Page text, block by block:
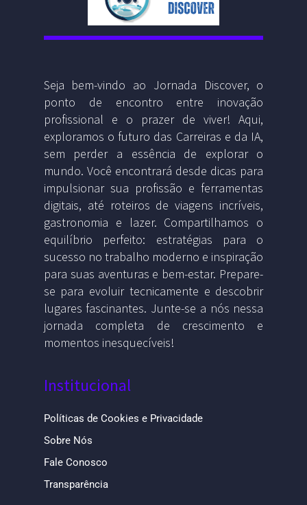
Seja bem-vindo ao Jornada Discover, o
ponto de encontro entre inovação
profissional e o prazer de viver! Aqui,
exploramos o futuro das Carreiras e da IA,
sem perder a essência de explorar o
mundo. Você encontrará desde dicas para
impulsionar sua profissão e ferramentas
digitais, até roteiros de viagens incríveis,
gastronomia e lazer. Compartilhamos o
equilíbrio perfeito: estratégias para o
sucesso no trabalho moderno e inspiração
para suas aventuras e bem-estar. Prepare-
se para evoluir tecnicamente e descobrir
lugares fascinantes. Junte-se a nós nessa
jornada completa de crescimento e
momentos inesquecíveis!
Institucional
Políticas de Cookies e Privacidade
Sobre Nós
Fale Conosco
Transparência